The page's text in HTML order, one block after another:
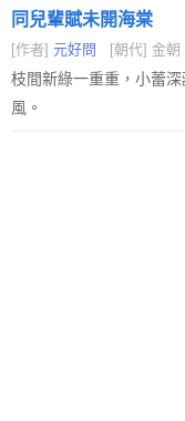
同兒輩賦未開海棠
[作者] 元好問 [朝代] 金朝
枝間新綠一重重，小蕾
風。